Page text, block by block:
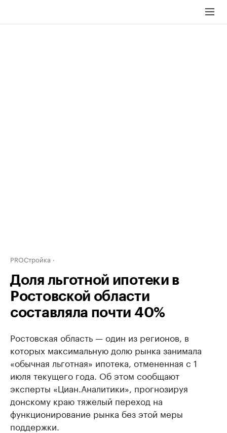
PROСтройка
Доля льготной ипотеки в
Ростовской области
составляла почти 40%
Ростовская область — один из регионов, в
которых максимальную долю рынка занимала
«обычная льготная» ипотека, отмененная с 1
июля текущего года. Об этом сообщают
эксперты «Циан.Аналитики», прогнозируя
донскому краю тяжелый переход на
функционирование рынка без этой меры
поддержки.